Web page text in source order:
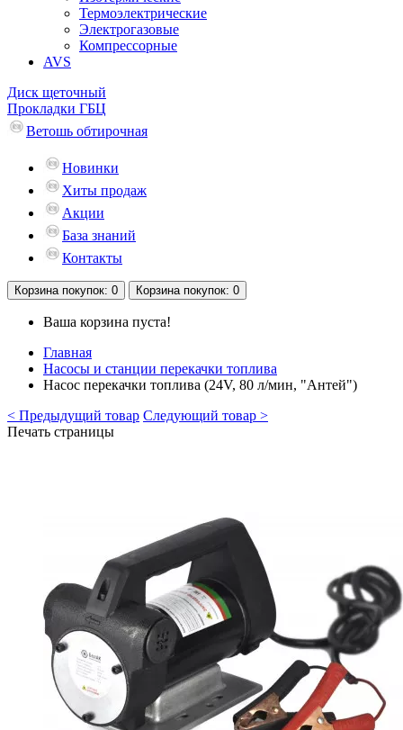
Термоэлектрические
Электрогазовые
Компрессорные
AVS
Диск щеточный
Прокладки ГБЦ
Ветошь обтирочная
Новинки
Хиты продаж
Акции
База знаний
Контакты
Корзина покупок: 0 Корзина покупок: 0
Ваша корзина пуста!
Главная
Насосы и станции перекачки топлива
Насос перекачки топлива (24V, 80 л/мин, "Антей")
< Предыдущий товар Следующий товар >
Печать страницы